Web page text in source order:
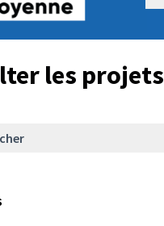
2024
déposés
les projets